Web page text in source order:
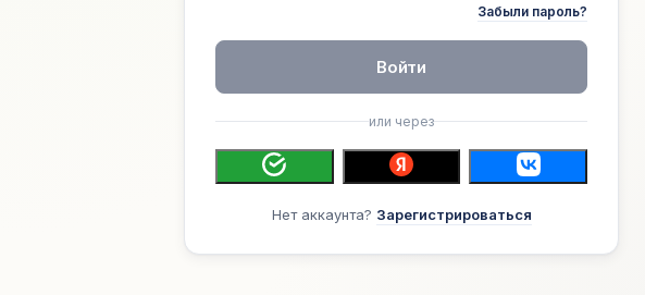
Забыли пароль?
Войти
или через
Нет аккаунта? Зарегистрироваться